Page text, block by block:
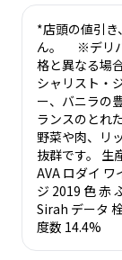
*店頭の値引
ん。 ※デリバ
格と異なる場
シャリスト・
ー、バニラの
ランスのとれ
野菜や肉、リ
抜群です。 生
AVA ロダイ
ジ 2019 色 赤
Sirah データ
度数 14.4%